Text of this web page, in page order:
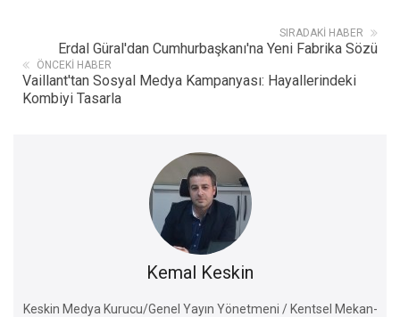
SIRADAKI HABER
Erdal Güral'dan Cumhurbaşkanı'na Yeni Fabrika Sözü
ÖNCEKI HABER
Vaillant'tan Sosyal Medya Kampanyası: Hayallerindeki
Kombiyi Tasarla
Kemal Keskin
Keskin Medya Kurucu/Genel Yayın Yönetmeni / Kentsel Mekan-